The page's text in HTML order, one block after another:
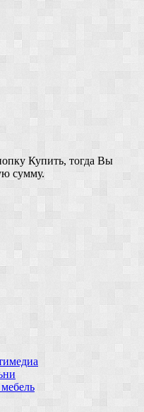
Купить, тогда Вы
сумму.